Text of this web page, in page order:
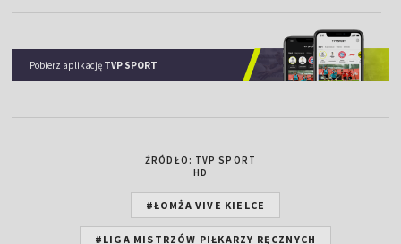
Pobierz aplikację TVP SPORT
ŹRÓDŁO: TVP SPORT
HD
#ŁOMŻA VIVE KIELCE
#LIGA MISTRZÓW PIŁKARZY RĘCZNYCH